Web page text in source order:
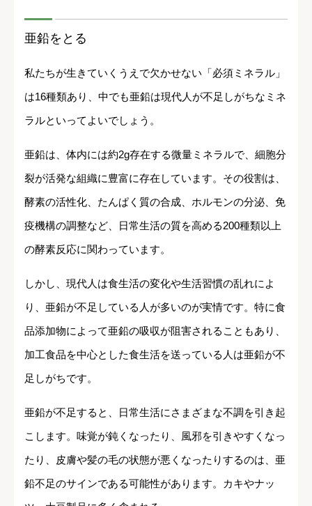
亜鉛をとる
私たちが生きていくうえで欠かせない「必須ミネラル」
は16種類あり、中でも亜鉛は現代人が不足しがちなミネ
ラルといってよいでしょう。
亜鉛は、体内には約2g存在する微量ミネラルで、細胞分
裂が活発な組織に豊富に存在しています。その役割は、
酵素の活性化、たんぱく質の合成、ホルモンの分泌、免
疫機構の調整など、日常生活の質を高める200種類以上
の酵素反応に関わっています。
しかし、現代人は食生活の変化や生活習慣の乱れによ
り、亜鉛が不足している人が多いのが実情です。特に食
品添加物によって亜鉛の吸収が阻害されることもあり、
加工食品を中心とした食生活を送っている人は亜鉛が不
足しがちです。
亜鉛が不足すると、日常生活にさまざまな不調を引き起
こします。味覚が鈍くなったり、風邪を引きやすくなっ
たり、皮膚や髪の毛の状態が悪くなったりするのは、亜
鉛不足のサインである可能性があります。カキやナッ